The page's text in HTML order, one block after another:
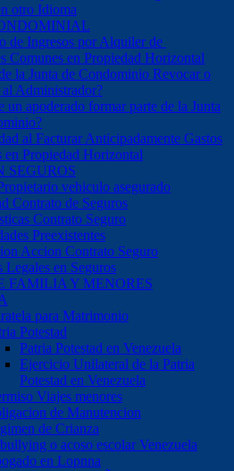
otro Idioma
de Ingresos por Alquiler de
Comunes en Propiedad Horizontal
la Junta de Condominio Revocar o
Administrador?
un apoderado formar parte de la Junta
al Facturar Anticipadamente Gastos
en Propiedad Horizontal
SEGUROS
vehiculo asegurado
Contrato de Seguros
Contrato Seguro
Preexistentes
Accion Contrato Seguro
Legales en Seguros
FAMILIA Y MENORES
para Matrimonio
Potestad
Patria Potestad en Venezuela
Ejercicio Unilateral de la Patria
Potestad en Venezuela
Viajes menores
de Manutencion
de Crianza
o acoso escolar Venezuela
en Lopnna